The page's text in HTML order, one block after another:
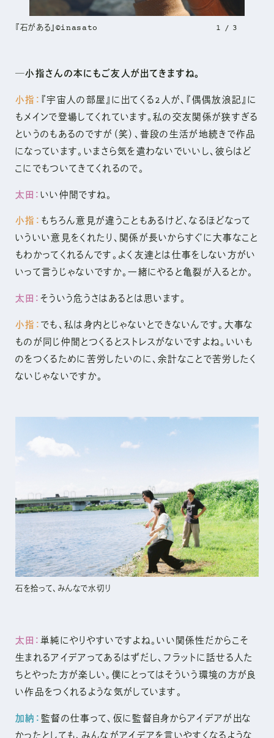
『石がある』©inasato 1 3
─小指さんの本にもご友人が出てきますね。
小指： 『宇宙人の部屋』に出てくる2人が、『偶偶放浪記』に
もメインで登場してくれています。私の交友関係が狭すぎる
というのもあるのですが（笑）、普段の生活が地続きで作品
になっています。いまさら気を遣わないでいいし、彼らはど
こにでもついてきてくれるので。
太田：いい仲間ですね。
小指： もちろん意見が違うこともあるけど、なるほどなって
いういい意見をくれたり、関係が長いからすぐに大事なこと
もわかってくれるんです。よく友達とは仕事をしない方がい
いって言うじゃないですか。一緒にやると亀裂が入るとか。
太田：そういう危うさはあるとは思います。
小指：でも、私は身内とじゃないとできないんです。大事な
ものが同じ仲間とつくるとストレスがないですよね。いいも
のをつくるために苦労したいのに、余計なことで苦労したく
ないじゃないですか。
石を拾って、みんなで水切り
太田：単純にやりやすいですよね。いい関係性だからこそ
生まれるアイデアってあるはずだし、フラットに話せる人た
ちとやった方が楽しい。僕にとってはそういう環境の方が良
い作品をつくれるような気がしています。
加納：監督の仕事って、仮に監督自身からアイデアが出な